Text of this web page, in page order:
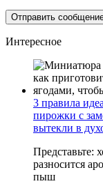
Интересное
3 правила
пирожки с
вытекли в
Представьте:
разносится
пыш